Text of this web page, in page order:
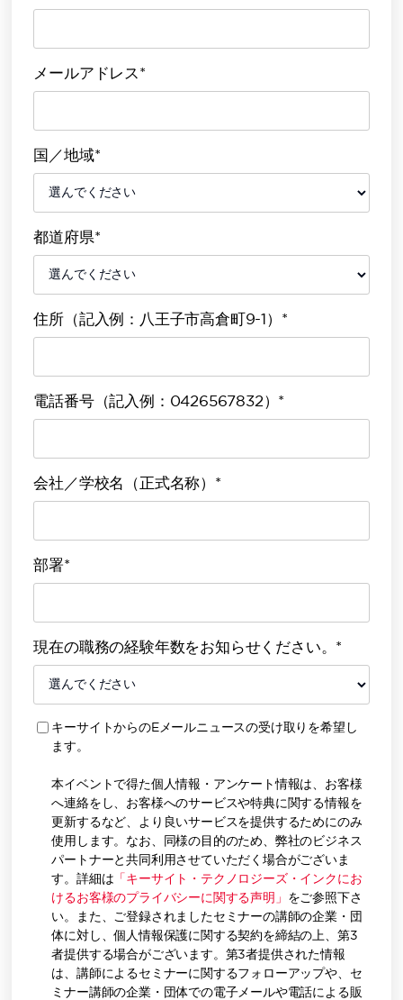
メールアドレス*
国／地域*
都道府県*
住所（記入例：八王子市高倉町9-1）*
電話番号（記入例：0426567832）*
会社／学校名（正式名称）*
部署*
現在の職務の経験年数をお知らせください。*
キーサイトからのEメールニュースの受け取りを希望し
ます。
本イベントで得た個人情報・アンケート情報は、お客様
へ連絡をし、お客様へのサービスや特典に関する情報を
更新するなど、より良いサービスを提供するためにのみ
使用します。なお、同様の目的のため、弊社のビジネス
パートナーと共同利用させていただく場合がございま
す。詳細は 「キーサイト・テクノロジーズ・インクにお
けるお客様のプライバシーに関する声明」
をご参照下さ
い。また、ご登録されましたセミナーの講師の企業・団
体に対し、個人情報保護に関する契約を締結の上、第3
者提供する場合がございます。第3者提供された情報
は、講師によるセミナーに関するフォローアップや、セ
ミナー講師の企業・団体での電子メールや電話による販